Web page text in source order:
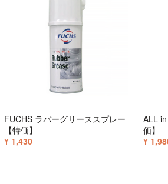
FUCHS ラバーグリーススプレー
【特価】
¥ 1,430
ALL
価】
¥